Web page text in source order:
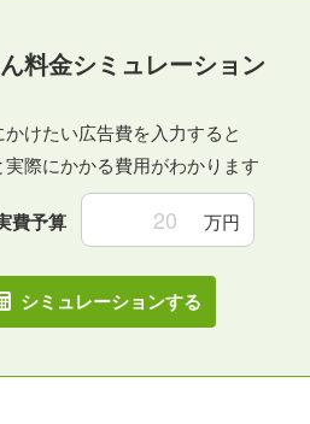
料金シミュレーション
かけたい広告費を入力すると
実際にかかる費用がわかります
費予算 万円
シミュレーションする